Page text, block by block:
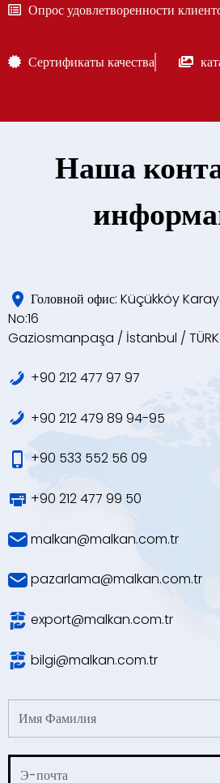
Опрос удовлетворенности
Сертификаты качества
Наша
Головной офис: Küçükköy
No:16
Gaziosmanpaşa / İstanbul /
+90 212 477 97 97
+90 212 479 89 94-95
+90 533 552 56 09
+90 212 477 99 50
malkan@malkan.com.tr
pazarlama@malkan.com.tr
export@malkan.com.tr
bilgi@malkan.com.tr